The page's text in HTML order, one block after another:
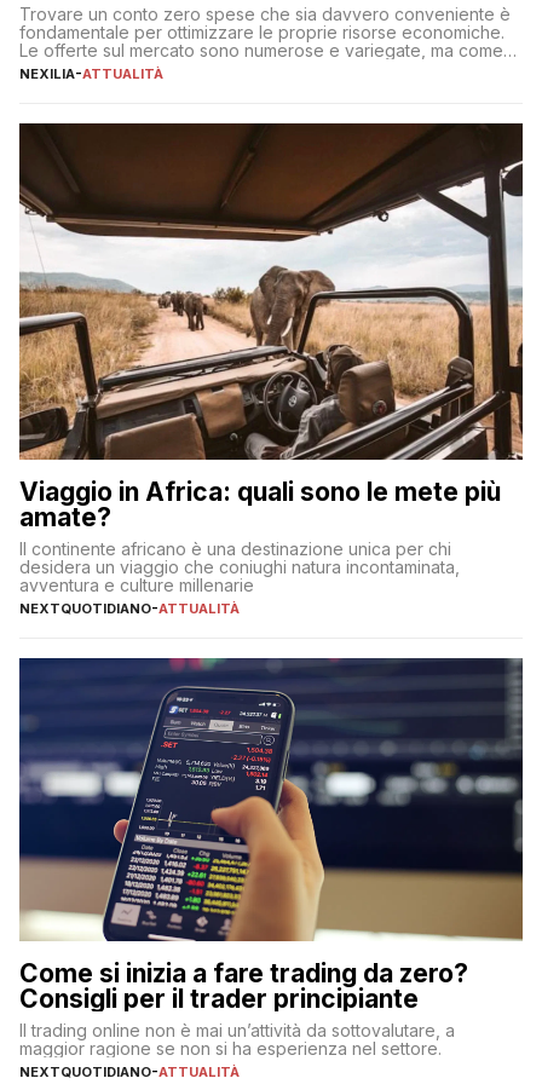
Trovare un conto zero spese che sia davvero conveniente è
fondamentale per ottimizzare le proprie risorse economiche.
Le offerte sul mercato sono numerose e variegate, ma come
individuare quella più adatta alle proprie esigenze senza
sul […]
NEXILIA-ATTUALITÀ
Viaggio in Africa: quali sono le mete più
amate?
Il continente africano è una destinazione unica per chi
desidera un viaggio che coniughi natura incontaminata,
avventura e culture millenarie
NEXTQUOTIDIANO-ATTUALITÀ
Come si inizia a fare trading da zero?
Consigli per il trader principiante
Il trading online non è mai un’attività da sottovalutare, a
maggior ragione se non si ha esperienza nel settore.
NEXTQUOTIDIANO-ATTUALITÀ